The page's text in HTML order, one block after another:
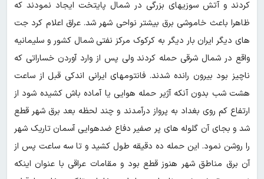
کردند و آتش سوزیهای بزرگی در شمال پایتخت ایجاد نمودند که
ظاهرا باعث خاموشی برق بیشتر نواحی شهر شد. عراق اعلام کرد جت
های دیگر ایران بار دیگر به کرکوک مرکز نفتی شمال کشور و سلیمانیه
واقع در شمال شرقی حمله کردند ولی پس از وارد آوردن خساراتی که
ناچیز بود بیرون رانده شدند. فانتومهای ایرانی اندکی قبل از ساعت
هشت شب بدون آنکه آژیر حمله هوایی یا آماده باش کشیده شود از
ارتفاع کم روی بغداد به پرواز درآمدند و چند لحظه بعد برق شهر قطع
شد و بجای آن گلوله های پر صفیر دفاع ضدهوایی آسمان تاریک شهر
را روشن نمود. این حمله ده دقیقه طول کشید و تا سه ساعت پس از
آن برق مناطق شهر هنوز قطع بود و مقامات عراقی با عنوان اینکه